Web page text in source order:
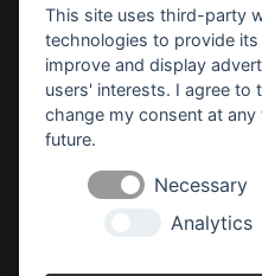
E-Mail:
RWG
This site uses third-party
technologies to provide
improve and display
users' interests. I agree to
change my consent at
future.
Necessary
Analytics